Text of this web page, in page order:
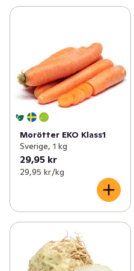
Morötter EKO Klass1
Sverige, 1 kg
29,95 kr
29,95 kr /kg